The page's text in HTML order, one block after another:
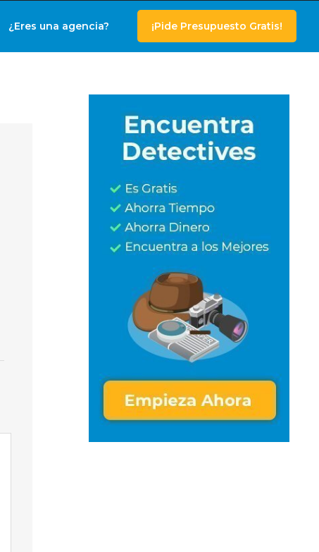
¿Eres una agencia? ¡Pide Presupuesto Gratis!